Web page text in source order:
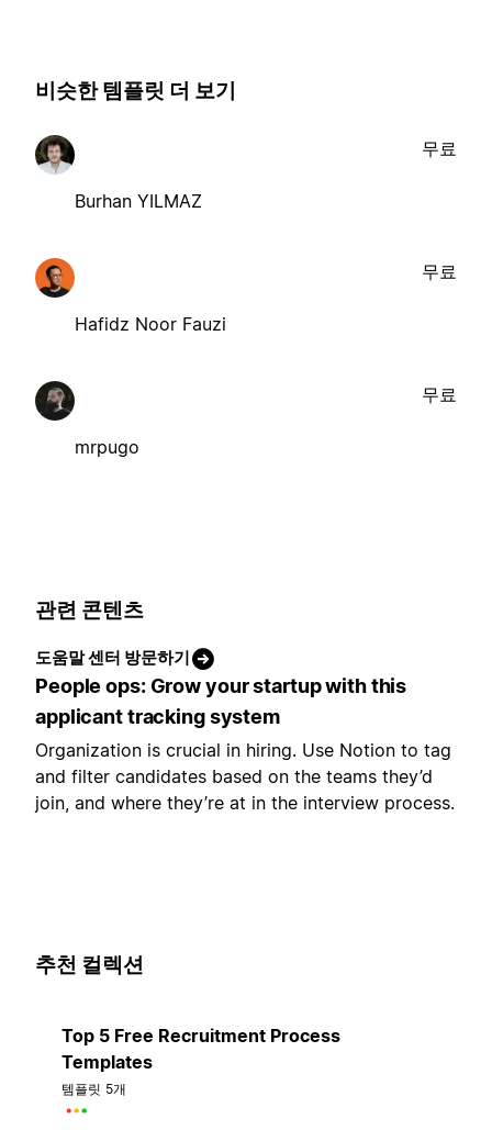
비슷한 템플릿 더 보기
Burhan YILMAZ
무료
Hafidz Noor Fauzi
무료
mrpugo
무료
관련 콘텐츠
도움말 센터 방문하기
People ops: Grow your startup with this
applicant tracking system
Organization is crucial in hiring. Use Notion to tag
and filter candidates based on the teams they’d
join, and where they’re at in the interview process.
추천 컬렉션
Top 5 Free Recruitment Process
Templates
템플릿 5개